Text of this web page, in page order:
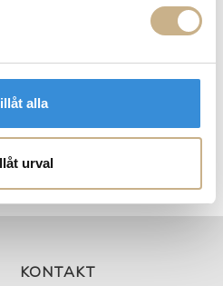
alla
urvalAssiett med stjärntecken -
KONTAKT